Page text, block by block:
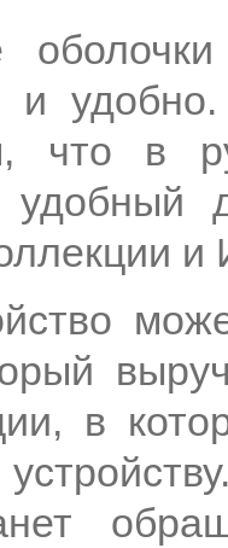
и
что в
удобный
и
в